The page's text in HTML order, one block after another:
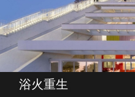
浴火重生